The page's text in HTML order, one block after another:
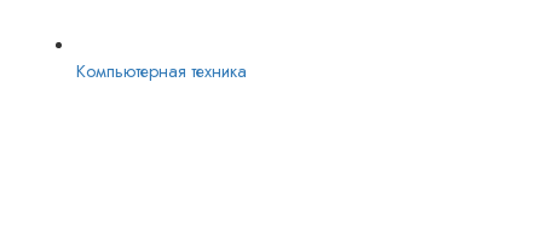
Компьютерная техника